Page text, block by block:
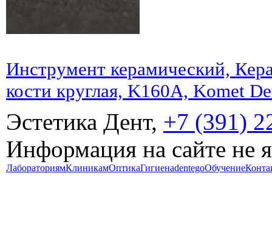
Инструмент керамический,
кости круглая, K160A, Komet
Эстетика Дент, +7 (391)
Информация на сайте не
ЛабораториямКлиникамОптикаГигиенаdentegoОбучение